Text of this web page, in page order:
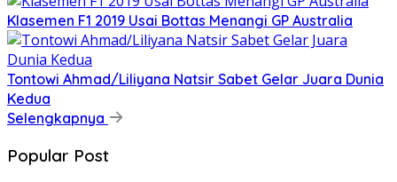
Klasemen F1 2019 Usai Bottas Menangi GP Australia
Tontowi Ahmad/Liliyana Natsir Sabet Gelar Juara Dunia
Kedua
Selengkapnya
Popular Post